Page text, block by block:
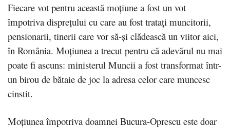
Fiecare vot pentru această moțiune a fost un vot
împotriva disprețului cu care au fost tratați muncitorii,
pensionarii, tinerii care vor să-și clădească un viitor aici,
în România. Moțiunea a trecut pentru că adevărul nu mai
poate fi ascuns: ministerul Muncii a fost transformat într-
un birou de bătaie de joc la adresa celor care muncesc
cinstit.
Moțiunea împotriva doamnei Bucura-Oprescu este doar